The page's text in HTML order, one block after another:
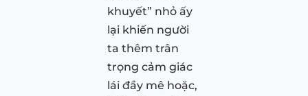
khuyết” nhỏ ấy
lại khiến người
ta thêm trân
trọng cảm giác
lái đầy mê hoặc,